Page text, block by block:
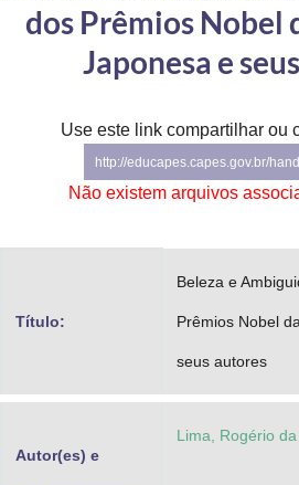
Secretaria de Governo
Gabinete de Segurança Institucional
Planalto
dos Prêmios Nobel
Japonesa e
Use este link compartilhar ou
http://educapes.capes.gov.br/
Não existem arquivos
Título:
Beleza e
Prêmios Nobel
seus autores
Autor(es) e
Lima, Rogério